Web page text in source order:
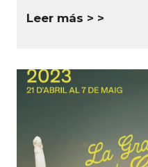
Leer más >